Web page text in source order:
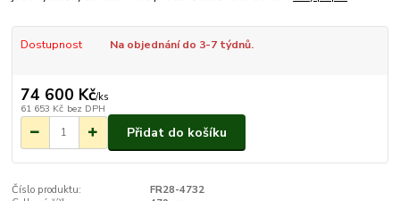
Dostupnost Na objednání do 3-7 týdnů.
74 600 Kč/ks
61 653 Kč bez DPH
Přidat do košíku
Číslo produktu:
FR28-4732